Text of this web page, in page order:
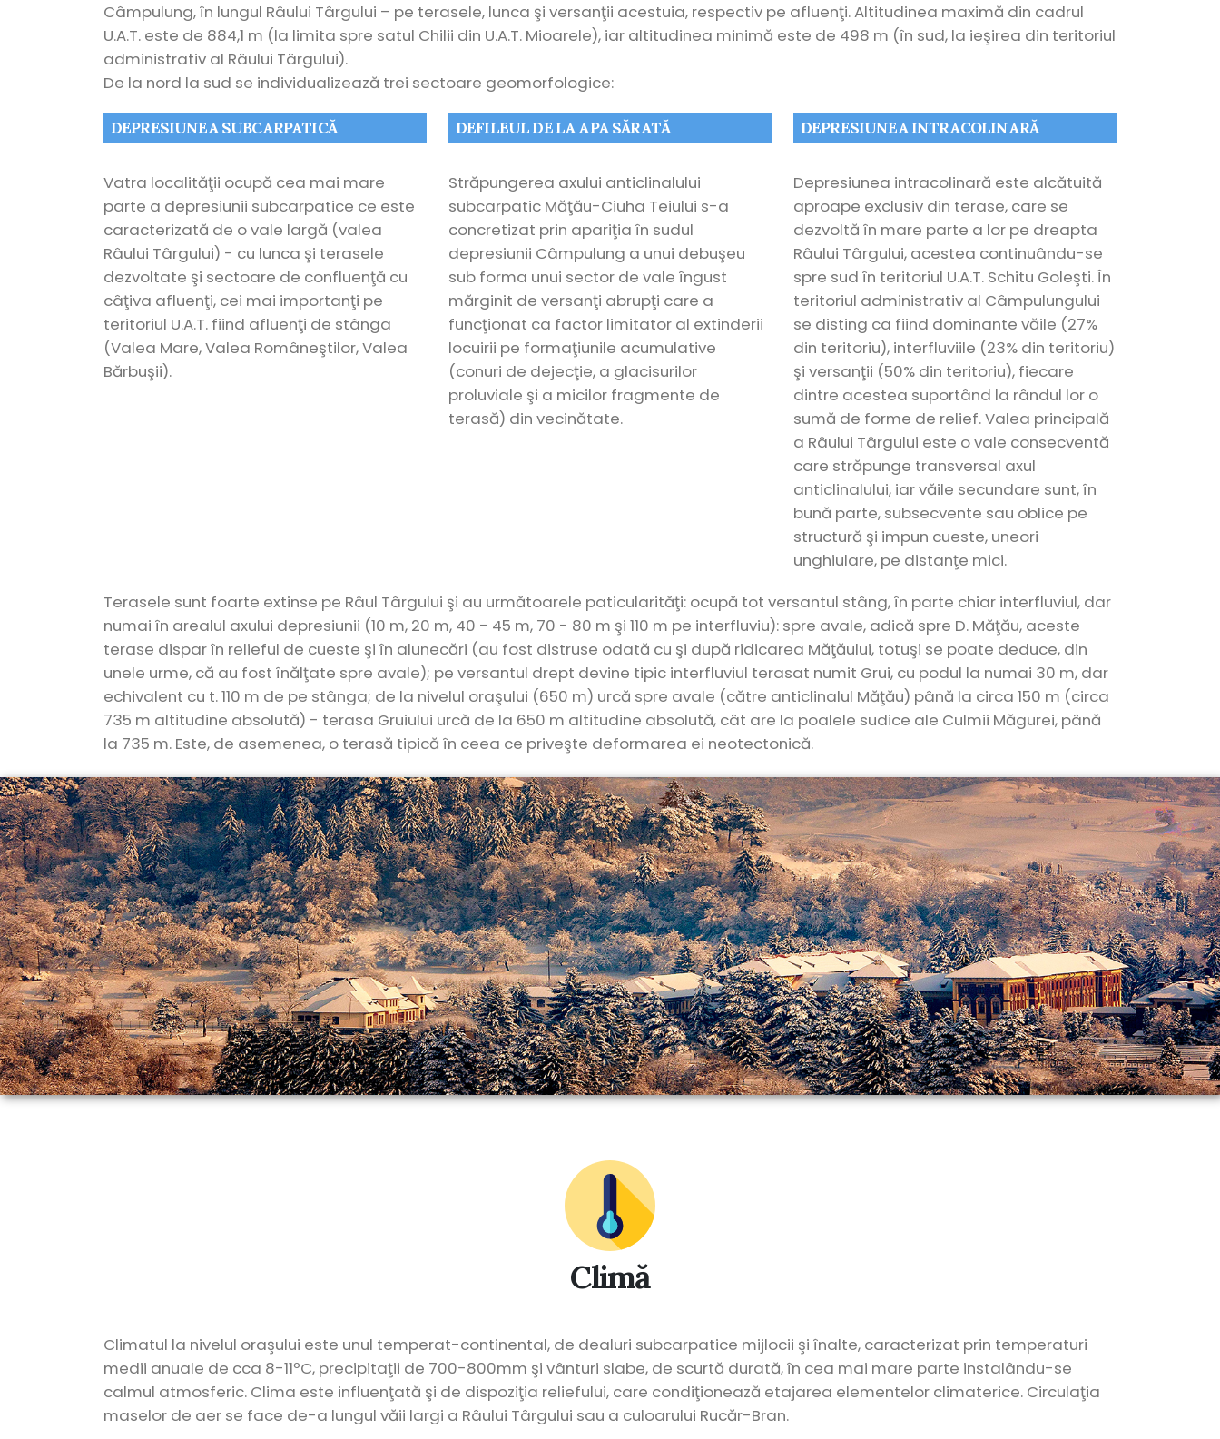
Câmpulung, în lungul Râului Târgului – pe terasele, lunca şi versanţii acestuia, respectiv pe afluenţi. Altitudinea maximă din cadrul
U.A.T. este de 884,1 m (la limita spre satul Chilii din U.A.T. Mioarele), iar altitudinea minimă este de 498 m (în sud, la ieşirea din teritoriul
administrativ al Râului Târgului).
De la nord la sud se individualizează trei sectoare geomorfologice:
DEPRESIUNEA SUBCARPATICĂ
Vatra localităţii ocupă cea mai mare
parte a depresiunii subcarpatice ce este
caracterizată de o vale largă (valea
Râului Târgului) - cu lunca şi terasele
dezvoltate şi sectoare de confluenţă cu
câţiva afluenţi, cei mai importanţi pe
teritoriul U.A.T. fiind afluenţi de stânga
(Valea Mare, Valea Româneştilor, Valea
Bărbuşii).
DEFILEUL DE LA APA SĂRATĂ
Străpungerea axului anticlinalului
subcarpatic Măţău-Ciuha Teiului s-a
concretizat prin apariţia în sudul
depresiunii Câmpulung a unui debuşeu
sub forma unui sector de vale îngust
mărginit de versanţi abrupţi care a
funcţionat ca factor limitator al extinderii
locuirii pe formaţiunile acumulative
(conuri de dejecţie, a glacisurilor
proluviale şi a micilor fragmente de
terasă) din vecinătate.
DEPRESIUNEA INTRACOLINARĂ
Depresiunea intracolinară este alcătuită
aproape exclusiv din terase, care se
dezvoltă în mare parte a lor pe dreapta
Râului Târgului, acestea continuându-se
spre sud în teritoriul U.A.T. Schitu Goleşti. În
teritoriul administrativ al Câmpulungului
se disting ca fiind dominante văile (27%
din teritoriu), interfluviile (23% din teritoriu)
şi versanţii (50% din teritoriu), fiecare
dintre acestea suportând la rândul lor o
sumă de forme de relief. Valea principală
a Râului Târgului este o vale consecventă
care străpunge transversal axul
anticlinalului, iar văile secundare sunt, în
bună parte, subsecvente sau oblice pe
structură şi impun cueste, uneori
unghiulare, pe distanţe mici.
Terasele sunt foarte extinse pe Râul Târgului şi au următoarele paticularităţi: ocupă tot versantul stâng, în parte chiar interfluviul, dar
numai în arealul axului depresiunii (10 m, 20 m, 40 - 45 m, 70 - 80 m şi 110 m pe interfluviu): spre avale, adică spre D. Măţău, aceste
terase dispar în relieful de cueste şi în alunecări (au fost distruse odată cu şi după ridicarea Măţăului, totuşi se poate deduce, din
unele urme, că au fost înălţate spre avale); pe versantul drept devine tipic interfluviul terasat numit Grui, cu podul la numai 30 m, dar
echivalent cu t. 110 m de pe stânga; de la nivelul oraşului (650 m) urcă spre avale (către anticlinalul Măţău) până la circa 150 m (circa
735 m altitudine absolută) - terasa Gruiului urcă de la 650 m altitudine absolută, cât are la poalele sudice ale Culmii Măgurei, până
la 735 m. Este, de asemenea, o terasă tipică în ceea ce priveşte deformarea ei neotectonică.
Climă
Climatul la nivelul oraşului este unul temperat-continental, de dealuri subcarpatice mijlocii şi înalte, caracterizat prin temperaturi
medii anuale de cca 8-11ºC, precipitaţii de 700-800mm şi vânturi slabe, de scurtă durată, în cea mai mare parte instalându-se
calmul atmosferic. Clima este influenţată şi de dispoziţia reliefului, care condiţionează etajarea elementelor climaterice. Circulaţia
maselor de aer se face de-a lungul văii largi a Râului Târgului sau a culoarului Rucăr-Bran.